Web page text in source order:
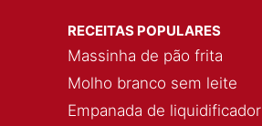
RECEITAS POPULARES
Massinha de pão frita
Molho branco sem leite
Empanada de liquidificador